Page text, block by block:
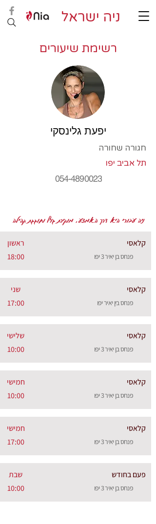
ניה ישראל
רשימת שיעורים
יפעת גלינסקי
חגורה שחורה
תל אביב יפו
054-4890023
ניה עבורי היא דרך האמצע, מוקירת גוף וחוגגת קהילה
ראשון
18:00
קלאסי
פנחס בן יאיר 3 יפו
שני
17:00
קלאסי
פנחס בין יאיר יפו
שלישי
10:00
קלאסי
פנחס בן יאיר 3 יפו
חמישי
10:00
קלאסי
פנחס בן יאיר 3 יפו
חמישי
17:00
קלאסי
פנחס בן יאיר 3 יפו
שבת
10:00
פעם בחודש
פנחס בן יאיר 3 יפו